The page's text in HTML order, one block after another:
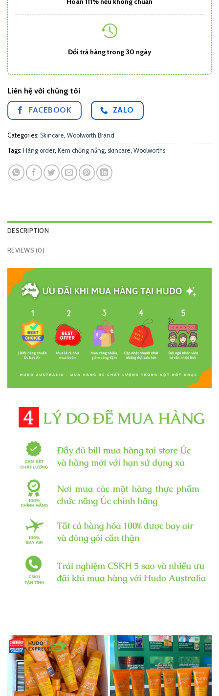
Đổi trả hàng trong 30 ngày
Liên hệ với chúng tôi
FACEBOOK ZALO
Categories: Skincare, Woolworth Brand
Tags: Hàng order, Kem chống nắng, skincare, Woolworths
DESCRIPTION
REVIEWS (0)